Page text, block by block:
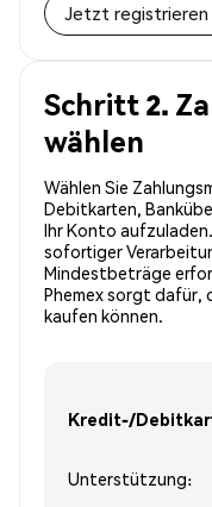
Jetzt registrieren
Schritt 2.
wählen
Wählen Sie
Debitkarten,
Ihr Konto
sofortiger
Mindestbeträge
Phemex sorgt dafür,
kaufen können.
Kredit-/
Unterstützung: